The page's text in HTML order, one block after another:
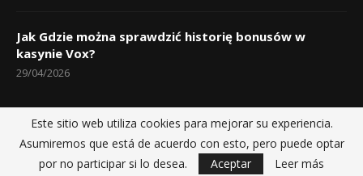
Jak Gdzie można sprawdzić historię bonusów w
kasynie Vox?
29/04/2026
Inicio Políticas de privacidad Sobre nosotros Contactos
Este sitio web utiliza cookies para mejorar su experiencia.
Asumiremos que está de acuerdo con esto, pero puede optar
por no participar si lo desea.
Aceptar Leer más